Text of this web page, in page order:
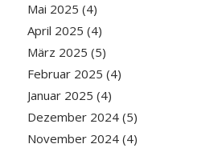
Mai 2025 (4)
April 2025 (4)
März 2025 (5)
Februar 2025 (4)
Januar 2025 (4)
Dezember 2024(5)
November 2024(4)